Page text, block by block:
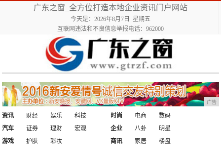
广东之窗_全方位打造本地企业资讯门户网站
今天是：2026年8月7日 星期五
互联网违法和不良信息举报电话：962000
广告
资讯 财经 娱乐
科技
汽车
证券 理财 宏观
时尚 电商
数码
企业
八卦
明星
游戏
护肤
彩妆
商讯 家居
楼盘